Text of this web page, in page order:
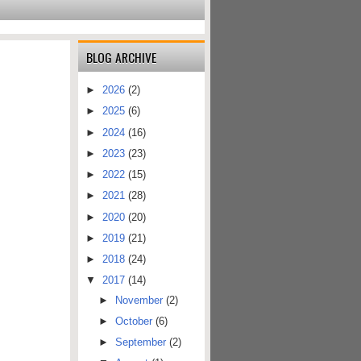
BLOG ARCHIVE
►2026(2)
►2025(6)
► 2024(16)
► 2023(23)
►2022(15)
►2021(28)
► 2020(20)
► 2019(21)
►2018(24)
▼2017(14)
► November (2)
► October (6)
► September (2)